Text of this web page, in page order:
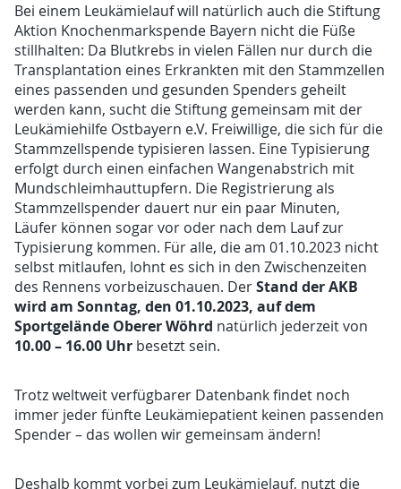
Bei einem Leukämielauf will natürlich auch die Stiftung
Aktion Knochenmarkspende Bayern nicht die Füße
stillhalten: Da Blutkrebs in vielen Fällen nur durch die
Transplantation eines Erkrankten mit den Stammzellen
eines passenden und gesunden Spenders geheilt
werden kann, sucht die Stiftung gemeinsam mit der
Leukämiehilfe Ostbayern e.V. Freiwillige, die sich für die
Stammzellspende typisieren lassen. Eine Typisierung
erfolgt durch einen einfachen Wangenabstrich mit
Mundschleimhauttupfern. Die Registrierung als
Stammzellspender dauert nur ein paar Minuten,
Läufer können sogar vor oder nach dem Lauf zur
Typisierung kommen. Für alle, die am 01.10.2023 nicht
selbst mitlaufen, lohnt es sich in den Zwischenzeiten
des Rennens vorbeizuschauen. DerStand der AKB
wird am Sonntag, den 01.10.2023, auf dem
Sportgelände Oberer Wöhrd natürlich jederzeit von
10.00 ­– 16.00 Uhr besetzt sein.
Trotz weltweit verfügbarer Datenbank findet noch
immer jeder fünfte Leukämiepatient keinen passenden
Spender – das wollen wir gemeinsam ändern!
Deshalb kommt vorbei zum Leukämielauf, nutzt die